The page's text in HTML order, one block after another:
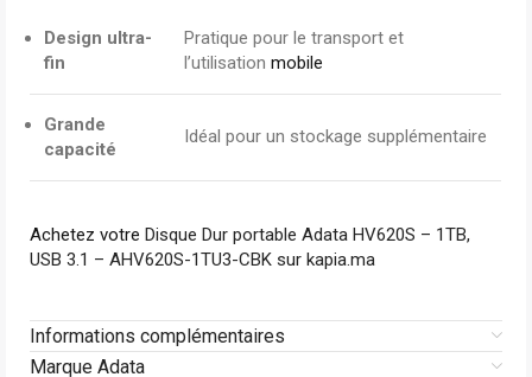
Design ultra-
fin
Pratique pour le transport et
l’utilisation mobile
Grande
capacité
Idéal pour un stockage supplémentaire
Achetez votre Disque Dur portable Adata HV620S – 1TB,
USB 3.1 – AHV620S-1TU3-CBK sur kapia.ma
Informations complémentaires
Marque Adata